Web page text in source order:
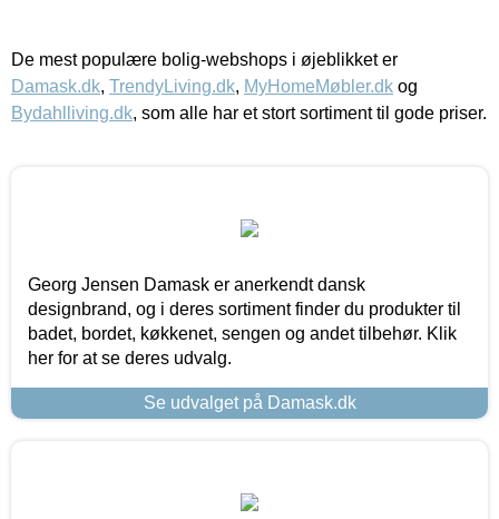
De mest populære bolig-webshops i øjeblikket er
Damask.dk, TrendyLiving.dk, MyHomeMøbler.dk og
Bydahlliving.dk, som alle har et stort sortiment til gode priser.
Georg Jensen Damask er anerkendt dansk
designbrand, og i deres sortiment finder du produkter til
badet, bordet, køkkenet, sengen og andet tilbehør. Klik
her for at se deres udvalg.
Se udvalget på Damask.dk